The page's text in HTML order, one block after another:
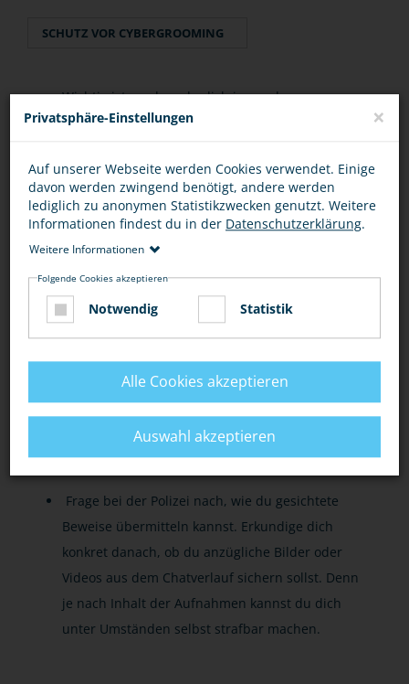
SCHUTZ VOR CYBERGROOMING
Wichtig ist es, dass du dich jemandem
anvertraust und darüber redest.
melde das der Polizei. Das kann eine Straftat
sein.
Zusätzlich kannst du dem Anbieter des Sozialen
Bescheid sagen, damit er diesen Account
sperren kann.
Um das Cybergrooming nachweisen zu können,
ist es wichtig, dass du Screenshots oder Fotos
Frage bei der Polizei nach, wie du gesichtete
Beweise übermitteln kannst. Erkundige dich
konkret danach, ob du anzügliche Bilder oder
Videos aus dem Chatverlauf sichern sollst. Denn
je nach Inhalt der Aufnahmen kannst du dich
unter Umständen selbst strafbar machen.
Privatsphäre-Einstellungen ×
Auf unserer Webseite werden Cookies verwendet. Einige
davon werden zwingend benötigt, andere werden
lediglich zu anonymen Statistikzwecken genutzt. Weitere
Informationen findest du in der Datenschutzerklärung.
Weitere Informationen
Folgende Cookies akzeptieren
Notwendig Statistik
Alle Cookies akzeptieren
Auswahl akzeptieren